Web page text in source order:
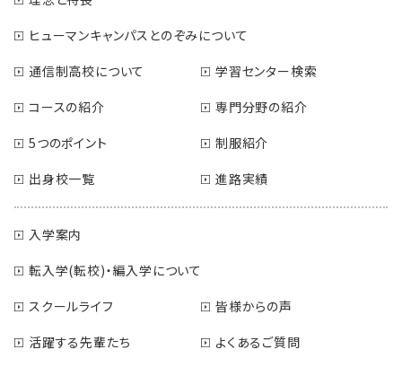
ヒューマンキャンパスとのぞみについて
通信制高校について
学習センター検索
コースの紹介
専門分野の紹介
5つのポイント
制服紹介
出身校一覧
進路実績
入学案内
転入学(転校)・編入学について
スクールライフ
皆様からの声
活躍する先輩たち
よくあるご質問